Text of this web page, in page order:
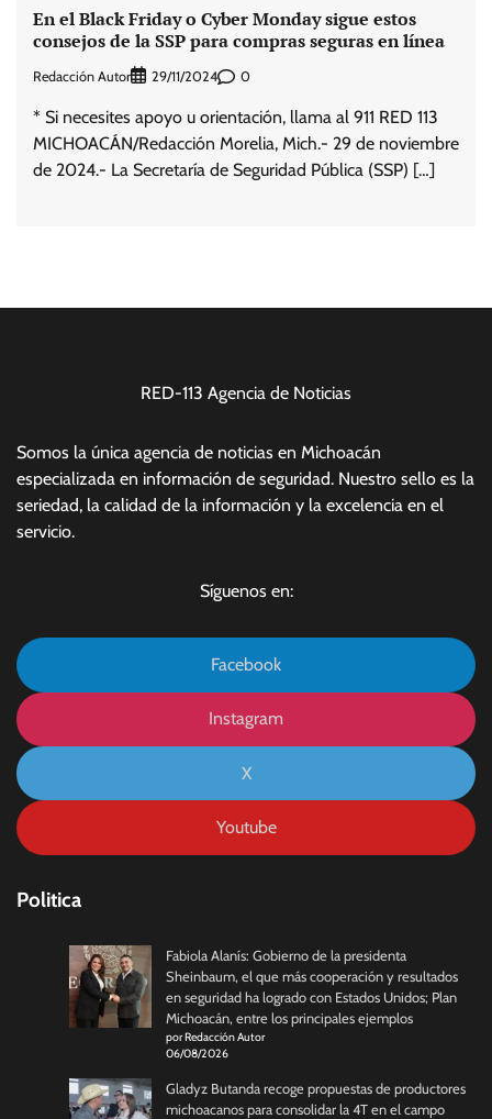
En el Black Friday o Cyber Monday sigue estos
consejos de la SSP para compras seguras en línea
Redacción Autor 29/11/2024 0
* Si necesites apoyo u orientación, llama al 911 RED 113
MICHOACÁN/Redacción Morelia, Mich.- 29 de noviembre
de 2024.- La Secretaría de Seguridad Pública (SSP) […]
RED-113 Agencia de Noticias
Somos la única agencia de noticias en Michoacán
especializada en información de seguridad. Nuestro sello es la
seriedad, la calidad de la información y la excelencia en el
servicio.
Síguenos en:
Facebook
Instagram
X
Youtube
Politica
Fabiola Alanís: Gobierno de la presidenta
Sheinbaum, el que más cooperación y resultados
en seguridad ha logrado con Estados Unidos; Plan
Michoacán, entre los principales ejemplos
por Redacción Autor
06/08/2026
Gladyz Butanda recoge propuestas de productores
michoacanos para consolidar la 4T en el campo